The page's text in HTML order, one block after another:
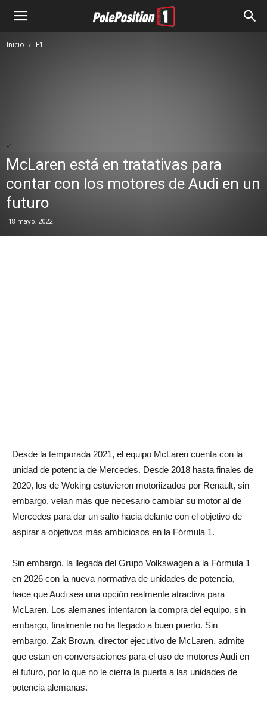
Inicio F1
F1
McLaren está en tratativas para
contar con los motores de Audi en un
futuro
18 mayo, 2022
Desde la temporada 2021, el equipo McLaren cuenta con la
unidad de potencia de Mercedes. Desde 2018 hasta finales de
2020, los de Woking estuvieron motoriizados por Renault, sin
embargo, veían más que necesario cambiar su motor al de
Mercedes para dar un salto hacia delante con el objetivo de
aspirar a objetivos más ambiciosos en la Fórmula 1.
Sin embargo, la llegada del Grupo Volkswagen a la Fórmula 1
en 2026 con la nueva normativa de unidades de potencia,
hace que Audi sea una opción realmente atractiva para
McLaren. Los alemanes intentaron la compra del equipo, sin
embargo, finalmente no ha llegado a buen puerto. Sin
embargo, Zak Brown, director ejecutivo de McLaren, admite
que estan en conversaciones para el uso de motores Audi en
el futuro, por lo que no le cierra la puerta a las unidades de
potencia alemanas.